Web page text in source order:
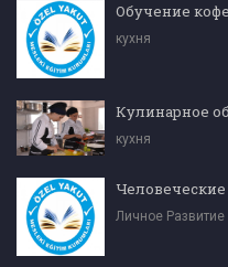
Обучение
кухня
кухня
Личное Развитие